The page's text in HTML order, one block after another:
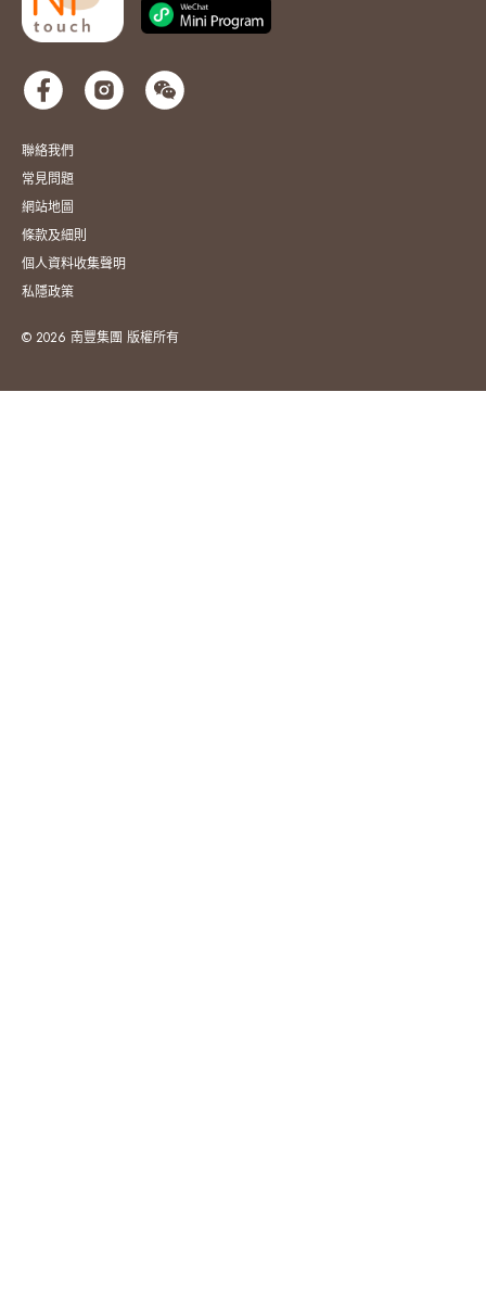
聯絡我們
常見問題
網站地圖
條款及細則
個人資料收集聲明
私隱政策
© 2026 南豐集團 版權所有